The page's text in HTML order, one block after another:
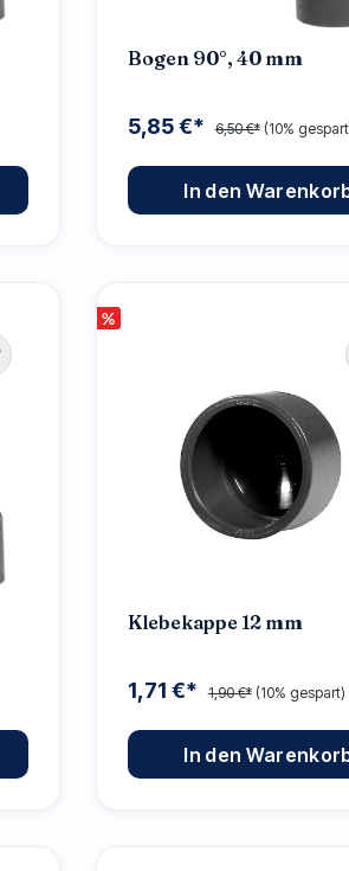
Bogen 90°, 40 mm
5,85 €* 6,50 €* (10%
In den
%
Klebekappe 12 mm
1,71 €* 1,90 €* (10% gespart)
In den